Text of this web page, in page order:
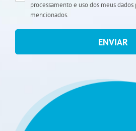
processamento e uso dos meus dados
mencionados.
ENVIAR